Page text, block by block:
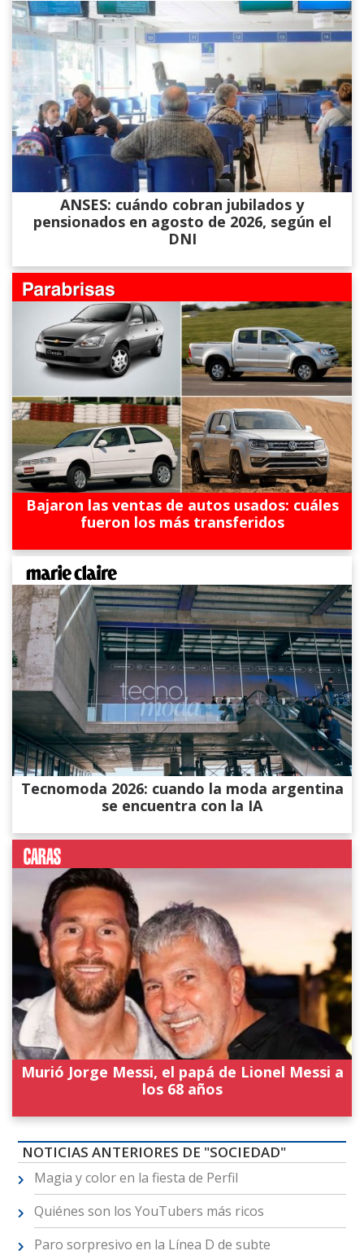
ANSES: cuándo cobran jubilados y
pensionados en agosto de 2026, según el
DNI
Bajaron las ventas de autos usados: cuáles
fueron los más transferidos
Tecnomoda 2026: cuando la moda argentina
se encuentra con la IA
Murió Jorge Messi, el papá de Lionel Messi a
los 68 años
NOTICIAS ANTERIORES DE "SOCIEDAD"
Magia y color en la fiesta de Perfil
Quiénes son los YouTubers más ricos
Paro sorpresivo en la Línea D de subte